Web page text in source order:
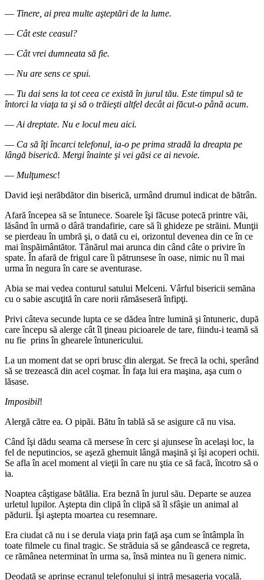
― Tinere, ai prea multe aşteptări de la lume.
― Cât este ceasul?
― Cât vrei dumneata să fie.
― Nu are sens ce spui.
― Tu dai sens la tot ceea ce există în jurul tău. Este timpul să te
întorci la viaţa ta şi să o trăieşti altfel decât ai făcut-o până acum.
― Ai dreptate. Nu e locul meu aici.
― Ca să îţi încarci telefonul, ia-o pe prima stradă la dreapta pe
lângă biserică. Mergi înainte şi vei găsi ce ai nevoie.
― Mulţumesc!
David ieşi nerăbdător din biserică, urmând drumul indicat de bătrân.
Afară începea să se întunece. Soarele îşi făcuse potecă printre văi,
lăsând în urmă o dâră trandafirie, care să îi ghideze pe străini. Munţii
se pierdeau în umbră şi, o dată cu ei, orizontul devenea din ce în ce
mai înspăimântător. Tânărul mai arunca din când câte o privire în
spate. În afară de frigul care îi pătrunsese în oase, nimic nu îl mai
urma în negura în care se aventurase.
Abia se mai vedea conturul satului Melceni. Vârful bisericii semăna
cu o sabie ascuţită în care norii rămăseseră înfipţi.
Privi câteva secunde lupta ce se dădea între lumină şi întuneric, după
care începu să alerge cât îl ţineau picioarele de tare, fiindu-i teamă să
nu fie prins în ghearele întunericului.
La un moment dat se opri brusc din alergat. Se frecă la ochi, sperând
să se trezească din acel coşmar. În faţa lui era maşina, aşa cum o
lăsase.
Imposibil!
Alergă către ea. O pipăi. Bătu în tablă să se asigure că nu visa.
Când îşi dădu seama că mersese în cerc şi ajunsese în acelaşi loc, la
fel de neputincios, se aşeză ghemuit lângă maşină şi îşi acoperi ochii.
Se afla în acel moment al vieţii în care nu ştia ce să facă, încotro să o
ia.
Noaptea câştigase bătălia. Era beznă în jurul său. Departe se auzea
urletul lupilor. Aştepta din clipă în clipă să îl sfâşie un animal al
pădurii. Îşi aştepta moartea cu resemnare.
Era ciudat că nu i se derula viaţa prin faţă aşa cum se întâmpla în
toate filmele cu final tragic. Se străduia să se gândească ce regreta,
ce rămânea neterminat în urma sa, însă mintea nu îi genera nimic.
Deodată se aprinse ecranul telefonului şi intră mesageria vocală.